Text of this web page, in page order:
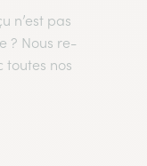
n’est pas
? Nous re-
toutes nos